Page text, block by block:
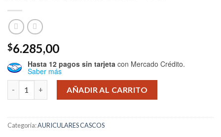
$6.285,00
Hasta 12 pagos sin tarjeta con Mercado Crédito.
Saber más
AURICULAR MADISON HP-286 cantidad
AÑADIR AL CARRITO
Categoría:AURICULARES CASCOS